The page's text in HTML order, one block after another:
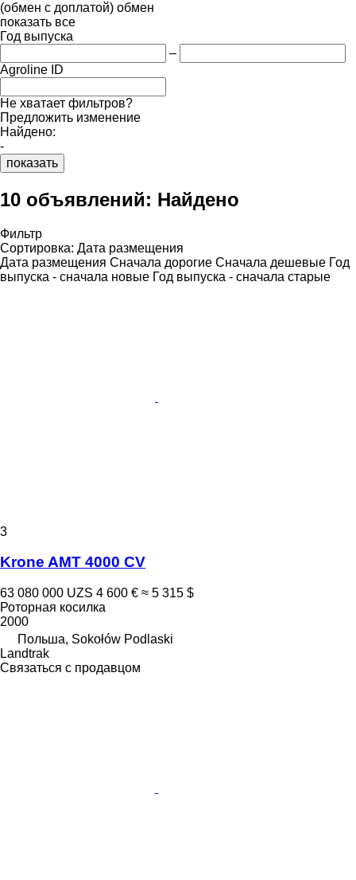
(обмен с доплатой) обмен
показать все
Год выпуска
–
Agroline ID
Не хватает фильтров?
Предложить изменение
Найдено:
-
показать
10 объявлений: Найдено
Фильтр
Сортировка: Дата размещения
Дата размещения Сначала дорогие Сначала дешевые Год
выпуска - сначала новые Год выпуска - сначала старые
3
Krone AMT 4000 CV
63 080 000 UZS 4 600 € ≈ 5 315 $
Роторная косилка
2000
Польша, Sokołów Podlaski
Landtrak
Связаться с продавцом